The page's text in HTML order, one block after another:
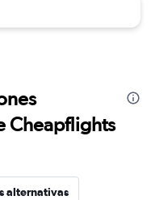
Cheapflights
alternativas